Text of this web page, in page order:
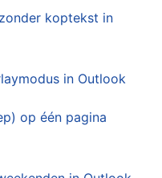
koptekst in
in Outlook
op één pagina